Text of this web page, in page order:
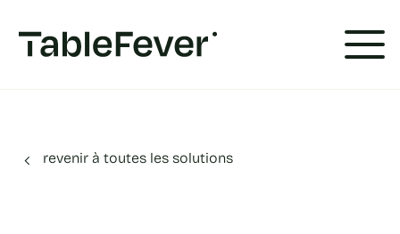
revenir à toutes les solutions